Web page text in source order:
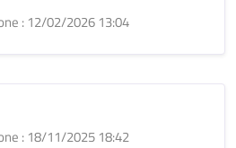
: 12/02/2026 13:04
: 18/11/2025 18:42